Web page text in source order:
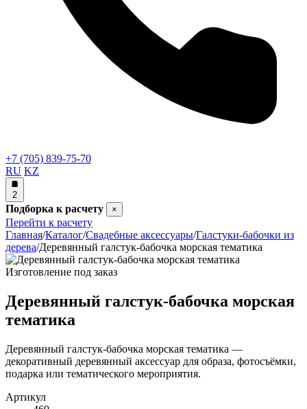
+7 (705) 839-75-70
RU KZ
2
Подборка к расчету ×
Перейти к расчету
Главная/Каталог/Свадебные аксессуары/Галстуки-бабочки из
дерева/Деревянный галстук-бабочка морская тематика
Изготовление под заказ
Деревянный галстук-бабочка морская
тематика
Деревянный галстук-бабочка морская тематика —
декоративный деревянный аксессуар для образа, фотосъёмки,
подарка или тематического мероприятия.
Артикул